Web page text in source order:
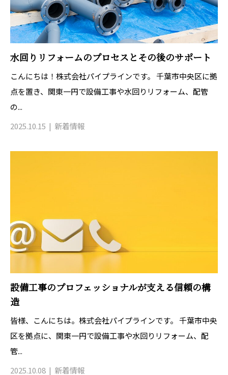
水回りリフォームのプロセスとその後のサポート
こんにちは！株式会社パイプラインです。 千葉市中央区に拠
点を置き、関東一円で設備工事や水回りリフォーム、配管
の...
2025.10.15
新着情報
設備工事のプロフェッショナルが支える信頼の構
造
皆様、こんにちは。株式会社パイプラインです。 千葉市中央
区を拠点に、関東一円で設備工事や水回りリフォーム、配
管...
2025.10.08
新着情報